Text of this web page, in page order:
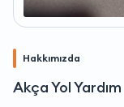
Hakkımızda
Akça Yol Yardım